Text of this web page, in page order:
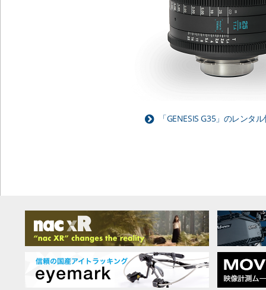
「GENESIS G35」のレンタ